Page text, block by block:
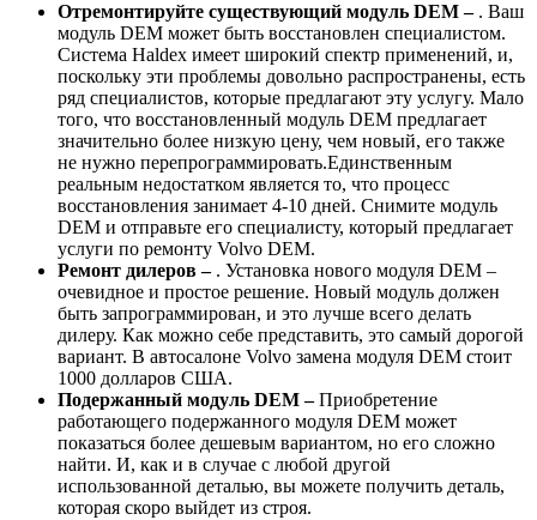
Отремонтируйте существующий модуль DEM –. Ваш
модуль DEM может быть восстановлен специалистом.
Система Haldex имеет широкий спектр применений, и,
поскольку эти проблемы довольно распространены, есть
ряд специалистов, которые предлагают эту услугу. Мало
того, что восстановленный модуль DEM предлагает
значительно более низкую цену, чем новый, его также
не нужно перепрограммировать.Единственным
реальным недостатком является то, что процесс
восстановления занимает 4-10 дней. Снимите модуль
DEM и отправьте его специалисту, который предлагает
услуги по ремонту Volvo DEM.
Ремонт дилеров –. Установка нового модуля DEM –
очевидное и простое решение. Новый модуль должен
быть запрограммирован, и это лучше всего делать
дилеру. Как можно себе представить, это самый дорогой
вариант. В автосалоне Volvo замена модуля DEM стоит
1000 долларов США.
Подержанный модуль DEM –Приобретение
работающего подержанного модуля DEM может
показаться более дешевым вариантом, но его сложно
найти. И, как и в случае с любой другой
использованной деталью, вы можете получить деталь,
которая скоро выйдет из строя.